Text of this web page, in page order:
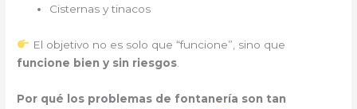
Cisternas y tinacos
El objetivo no es solo que “funcione”, sino que
funcione bien y sin riesgos
Por qué los problemas de fontanería son tan